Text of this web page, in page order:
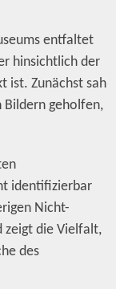
entfaltet
hinsichtlich der
ist. Zunächst sah
Bildern geholfen,
identifizierbar
Nicht-
zeigt die Vielfalt,
des